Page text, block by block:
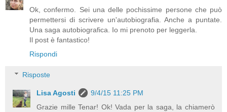
Ok, confermo. Sei una delle pochissime persone che può
permettersi di scrivere un'autobiografia. Anche a puntate.
Una saga autobiografica. Io mi prenoto per leggerla.
Il post è fantastico!
Rispondi
Risposte
Lisa Agosti
9/4/15 11:25 PM
Grazie mille Tenar! Ok! Vada per la saga, la chiamerò